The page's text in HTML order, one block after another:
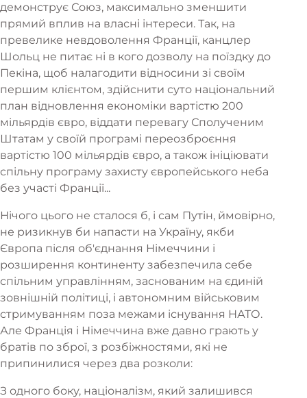
демонструє Союз, максимально зменшити
прямий вплив на власні інтереси. Так, на
превелике невдоволення Франції, канцлер
Шольц не питає ні в кого дозволу на поїздку до
Пекіна, щоб налагодити відносини зі своїм
першим клієнтом, здійснити суто національний
план відновлення економіки вартістю 200
мільярдів євро, віддати перевагу Сполученим
Штатам у своїй програмі переозброєння
вартістю 100 мільярдів євро, а також ініціювати
спільну програму захисту європейського неба
без участі Франції...
Нічого цього не сталося б, і сам Путін, ймовірно,
не ризикнув би напасти на Україну, якби
Європа після об'єднання Німеччини і
розширення континенту забезпечила себе
спільним управлінням, заснованим на єдиній
зовнішній політиці, і автономним військовим
стримуванням поза межами існування НАТО.
Але Франція і Німеччина вже давно грають у
братів по зброї, з розбіжностями, які не
припинилися через два розколи:
З одного боку, націоналізм, який залишився